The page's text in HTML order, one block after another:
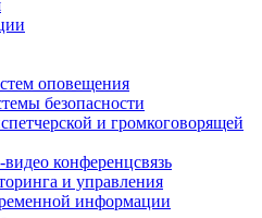
оповещения
безопасности
и громкоговорящей
конференцсвязь
и управления
информации